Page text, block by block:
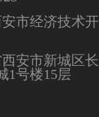
市经济技术开
安市新城区长
1号楼15层